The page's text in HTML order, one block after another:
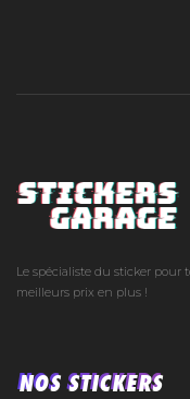
Le spécialiste du sticker pour
meilleurs prix en plus !
NOS STICKERS